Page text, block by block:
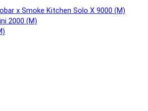
x Smoke Kitchen Solo X 9000 (М)
2000 (М)